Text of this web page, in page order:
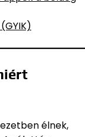
élnek,